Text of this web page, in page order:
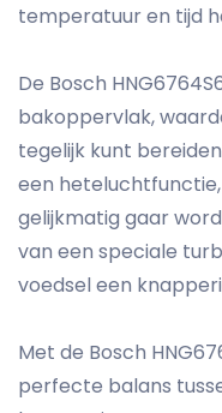
temperatuur en tijd
De Bosch
bakoppervlak,
tegelijk kunt
een
gelijkmatig gaar
van een speciale
voedsel een
Met de Bosch
perfecte balans